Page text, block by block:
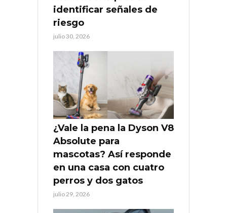
identificar señales de
riesgo
julio 30, 2026
¿Vale la pena la Dyson V8
Absolute para
mascotas? Así responde
en una casa con cuatro
perros y dos gatos
julio 29, 2026